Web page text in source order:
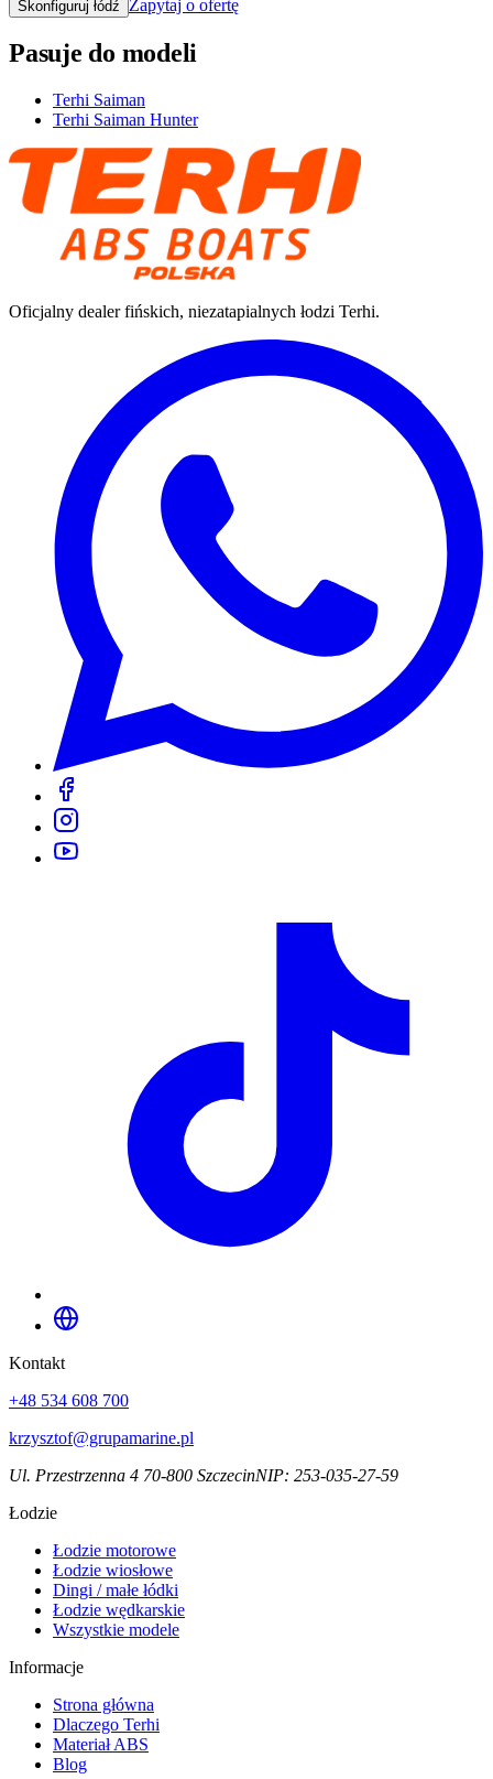
Skonfiguruj łódź Zapytaj o ofertę
Pasuje do modeli
Terhi Saiman
Terhi Saiman Hunter
Oficjalny dealer fińskich, niezatapialnych łodzi Terhi.
Kontakt
+48 534 608 700
krzysztof@grupamarine.pl
Ul. Przestrzenna 4 70-800 SzczecinNIP: 253-035-27-59
Łodzie
Łodzie motorowe
Łodzie wiosłowe
Dingi / małe łódki
Łodzie wędkarskie
Wszystkie modele
Informacje
Strona główna
Dlaczego Terhi
Materiał ABS
Blog